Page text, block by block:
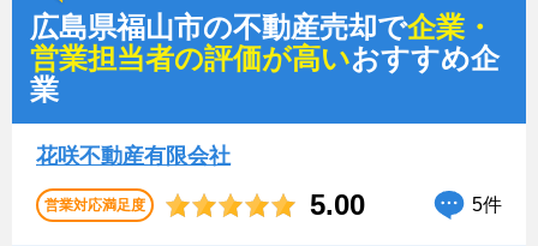
広島県福山市の不動産売却で企業・
営業担当者の評価が高いおすすめ企
業
花咲不動産有限会社
営業対応満足度 5.00 5件